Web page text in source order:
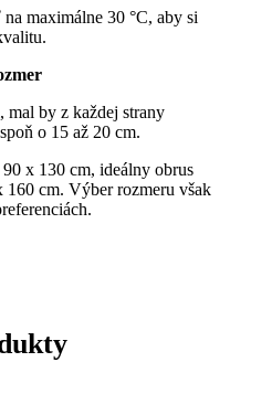
maximálne 30 °C, aby si
mal by z každej strany
o 15 až 20 cm.
x 130 cm, ideálny obrus
160 cm. Výber rozmeru však